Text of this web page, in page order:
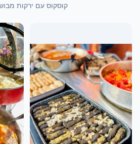
קוסקוס עם ירקות